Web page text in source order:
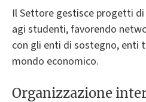
Il Settore gestisce progetti di
agi studenti, favorendo
con gli enti di sostegno,
mondo economico.
Organizzazione